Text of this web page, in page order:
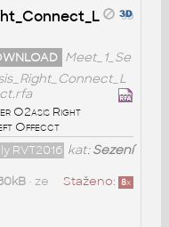
Meet_1_Se
O2asis Right
Offecct
kat:Sezení
RVT2016
Staženo: 8x
• ze